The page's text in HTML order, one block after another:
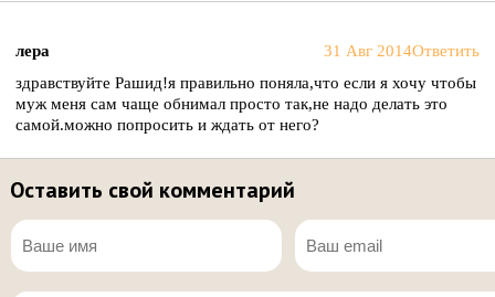
лера 31 Авг 2014Ответить
здравствуйте Рашид!я правильно поняла,что если я хочу чтобы
муж меня сам чаще обнимал просто так,не надо делать это
самой.можно попросить и ждать от него?
Оставить свой комментарий